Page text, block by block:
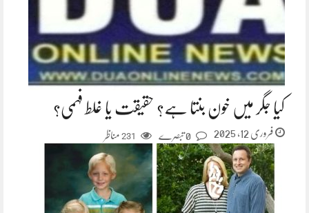
کیا جگر میں خون بنتا ہے؟ حقیقت یا غلط فہمی؟
فروری 12, 2025 0 تبصرے 231مناظر